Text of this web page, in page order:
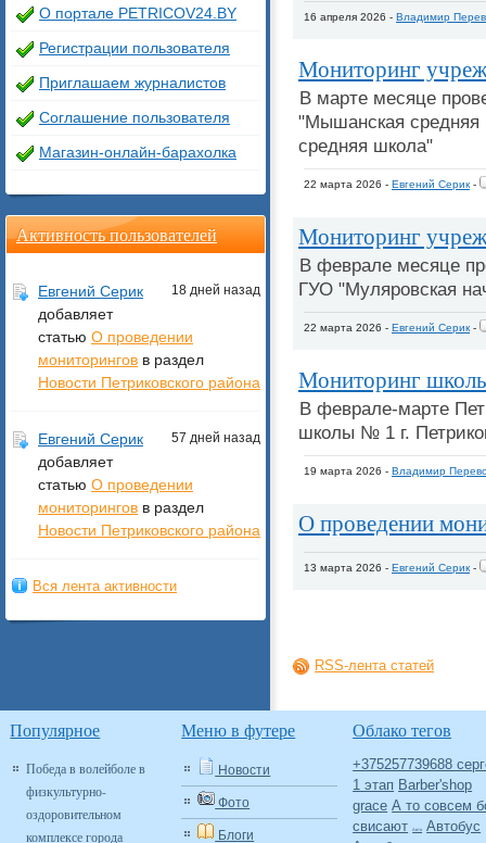
16 апреля 2026 - Владимир
Мониторинг
В марте месяце
"Мышанская средняя
средняя школа"
22 марта 2026 - Евгений Серик -
Мониторинг
В феврале месяце
ГУО "Муляровская
22 марта 2026 - Евгений Серик -
Мониторинг
В феврале-марте
школы № 1 г.
19 марта 2026 - Владимир
О проведении
13 марта 2026 - Евгений Серик -
RSS-лента статей
О портале PETRICOV24.BY
Регистрации пользователя
Приглашаем журналистов
Соглашение пользователя
Магазин-онлайн-барахолка
Активность пользователей
18 дней назад
Евгений Серик
добавляет
статью О проведении
мониторингов в раздел
Новости Петриковского района
57 дней назад
Евгений Серик
добавляет
статью О проведении
мониторингов в раздел
Новости Петриковского района
Вся лента активности
Популярное
Победа в волейболе в
физкультурно-
оздоровительном
комплексе города
Меню в футере
Новости
Фото
Блоги
Облако тегов
+375257739688
1 этап Barber'shop
grace А то совсем
свисают
Авто
Автобус